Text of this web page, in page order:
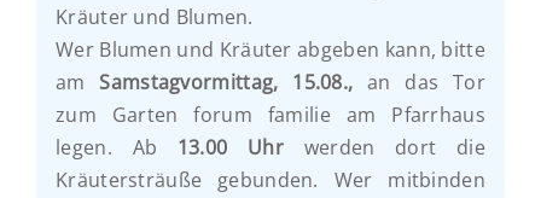
Kräuter und Blumen.
Wer Blumen und Kräuter abgeben kann, bitte
amSamstagvormittag, 15.08.,an das Tor
zum Garten forum familie am Pfarrhaus
legen. Ab 13.00 Uhrwerden dort die
Kräutersträuße gebunden. Wer mitbinden